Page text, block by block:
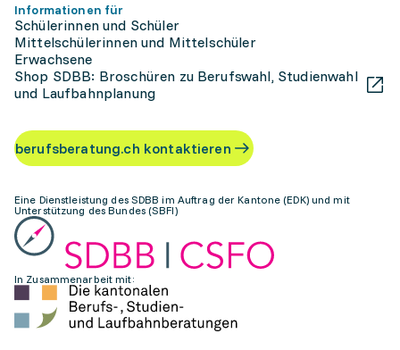
Informationen für
Schülerinnen und Schüler
Mittelschülerinnen und Mittelschüler
Erwachsene
Shop SDBB: Broschüren zu Berufswahl, Studienwahl
und Laufbahnplanung
berufsberatung.ch kontaktieren
Eine Dienstleistung des SDBB im Auftrag der Kantone (EDK) und mit
Unterstützung des Bundes (SBFI)
In Zusammenarbeit mit: